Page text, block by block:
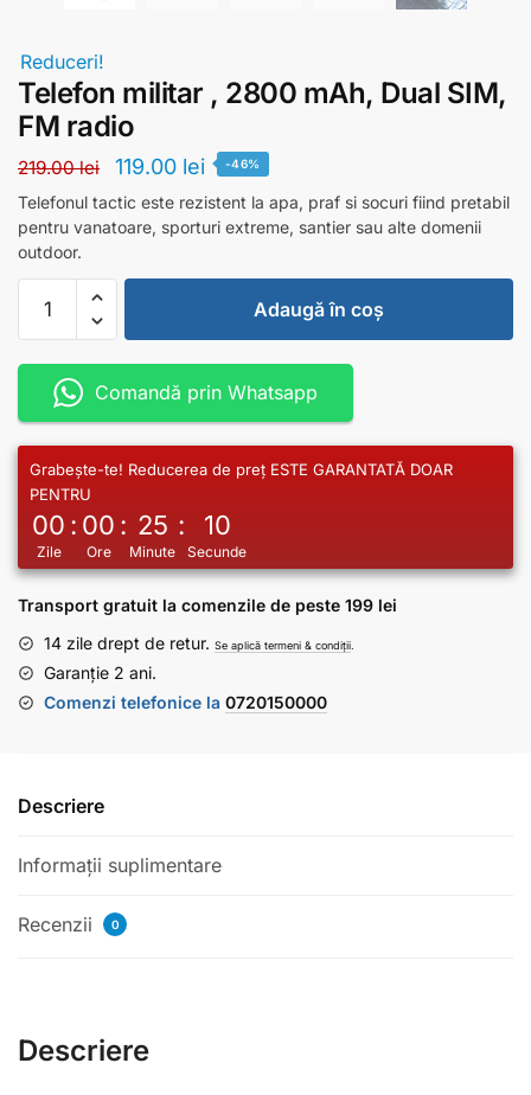
Reduceri!
Telefon militar , 2800 mAh, Dual SIM,
FM radio
219.00lei 119.00 lei -46%
Telefonul tactic este rezistent la apa, praf si socuri fiind pretabil
pentru vanatoare, sporturi extreme, santier sau alte domenii
outdoor.
Adaugă în coș
Comandă prin Whatsapp
Grabește-te! Reducerea de preț ESTE GARANTATĂ DOAR
PENTRU
00
Zile
: 00
Ore
: 25
Minute
: 10
Secunde
Transport gratuit la comenzile de peste 199 lei
14 zile drept de retur. Se aplică termeni & condiții
Garanție 2 ani.
Comenzi telefonice la 0720150000
Descriere
Informații suplimentare
Recenzii 0
Descriere